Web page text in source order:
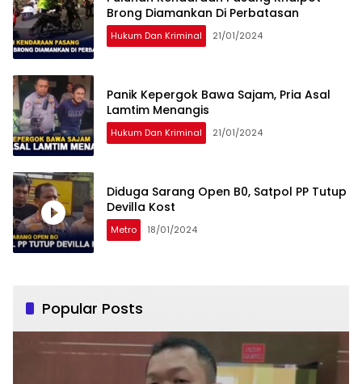
Brong Diamankan Di Perbatasan
Hukum Dan Kriminal 21/01/2024
Panik Kepergok Bawa Sajam, Pria Asal
Lamtim Menangis
Hukum Dan Kriminal 21/01/2024
Diduga Sarang Open B0, Satpol PP Tutup
Devilla Kost
Metro 18/01/2024
Popular Posts